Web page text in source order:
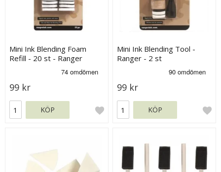
Mini Ink Blending Foam
Refill - 20 st - Ranger
99 kr
KÖP
Mini Ink Blending Tool -
Ranger - 2 st
99 kr
KÖP